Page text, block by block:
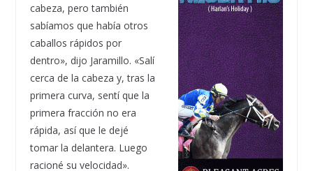
cabeza, pero también
sabíamos que había otros
caballos rápidos por
dentro», dijo Jaramillo. «Salí
cerca de la cabeza y, tras la
primera curva, sentí que la
primera fracción no era
rápida, así que le dejé
tomar la delantera. Luego
racioné su velocidad».